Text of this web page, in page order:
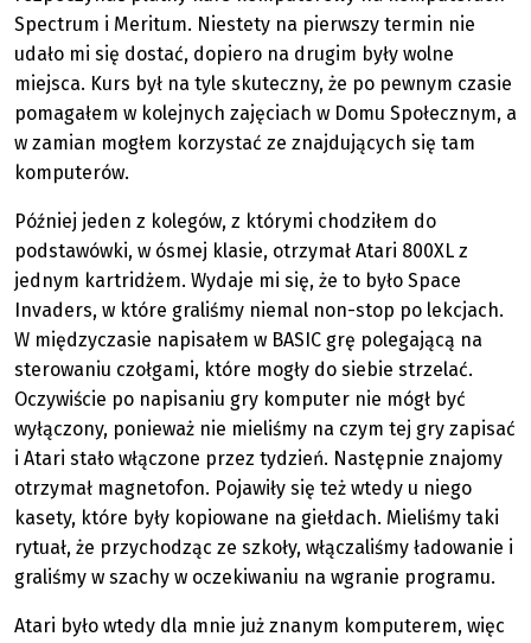
Spectrum i Meritum. Niestety na pierwszy termin nie
udało mi się dostać, dopiero na drugim były wolne
miejsca. Kurs był na tyle skuteczny, że po pewnym czasie
pomagałem w kolejnych zajęciach w Domu Społecznym, a
w zamian mogłem korzystać ze znajdujących się tam
komputerów.
Później jeden z kolegów, z którymi chodziłem do
podstawówki, w ósmej klasie, otrzymał Atari 800XL z
jednym kartridżem. Wydaje mi się, że to było Space
Invaders, w które graliśmy niemal non-stop po lekcjach.
W międzyczasie napisałem w BASIC grę polegającą na
sterowaniu czołgami, które mogły do siebie strzelać.
Oczywiście po napisaniu gry komputer nie mógł być
wyłączony, ponieważ nie mieliśmy na czym tej gry zapisać
i Atari stało włączone przez tydzień. Następnie znajomy
otrzymał magnetofon. Pojawiły się też wtedy u niego
kasety, które były kopiowane na giełdach. Mieliśmy taki
rytuał, że przychodząc ze szkoły, włączaliśmy ładowanie i
graliśmy w szachy w oczekiwaniu na wgranie programu.
Atari było wtedy dla mnie już znanym komputerem, więc